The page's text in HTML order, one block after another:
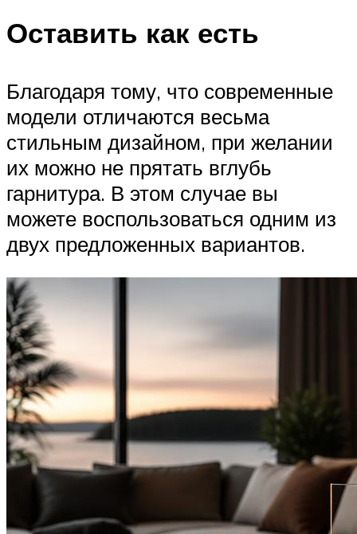
Оставить как есть
Благодаря тому, что современные
модели отличаются весьма
стильным дизайном, при желании
их можно не прятать вглубь
гарнитура. В этом случае вы
можете воспользоваться одним из
двух предложенных вариантов.